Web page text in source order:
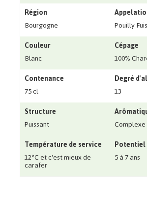
Région
Bourgogne
Pouilly
Couleur
Blanc
Cépage
100%
Contenance
75 cl
Degré
13
Structure
Puissant
Complexe
Température de service
12°C et c'est mieux de
carafer
Potentiel
5 à 7 ans